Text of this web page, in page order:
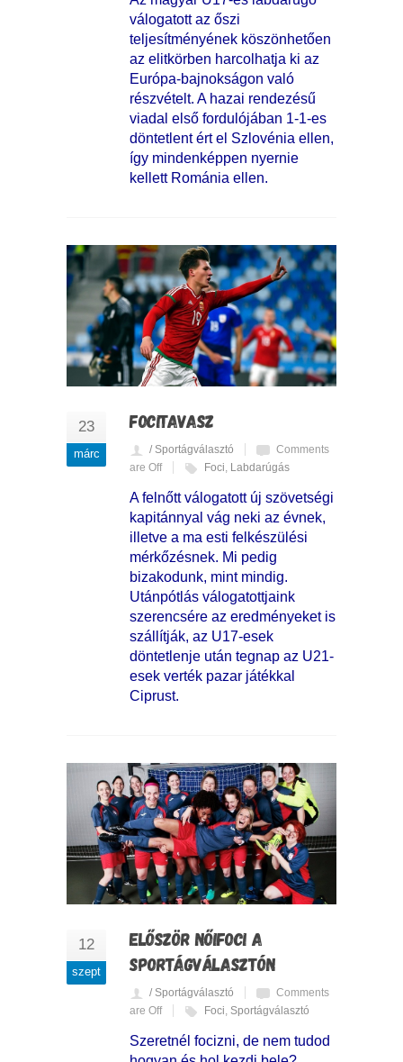
válogatott az őszi
teljesítményének köszönhetően
az elitkörben harcolhatja ki az
Európa-bajnokságon való
részvételt. A hazai rendezésű
viadal első fordulójában 1-1-es
döntetlent ért el Szlovénia ellen,
így mindenképpen nyernie
kellett Románia ellen.
23
márc
FOCITAVASZ
/ Sportágválasztó
Comments
are Off
Foci, Labdarúgás
A felnőtt válogatott új szövetségi
kapitánnyal vág neki az évnek,
illetve a ma esti felkészülési
mérkőzésnek. Mi pedig
bizakodunk, mint mindig.
Utánpótlás válogatottjaink
szerencsére az eredményeket is
szállítják, az U17-esek
döntetlenje után tegnap az U21-
esek verték pazar játékkal
Ciprust.
12
szept
ELŐSZÖR NŐIFOCI A
SPORTÁGVÁLASZTÓN
/ Sportágválasztó
Comments
are Off
Foci Sportágválasztó
Szeretnél focizni, de nem tudod